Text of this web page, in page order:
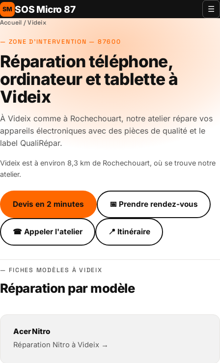
SM SOS Micro 87 ☰
Accueil / Videix
ZONE D'INTERVENTION — 87600
Réparation téléphone,
ordinateur et tablette à
Videix
À Videix comme à Rochechouart, notre atelier répare vos
appareils électroniques avec des pièces de qualité et le
label QualiRépar.
Videix est à environ 8,3 km de Rochechouart, où se trouve notre
atelier.
Devis en 2 minutes 📅 Prendre rendez-vous
☎ Appeler l'atelier 📍 Itinéraire
FICHES MODÈLES À VIDEIX
Réparation par modèle
Acer Nitro
Réparation Nitro à Videix →